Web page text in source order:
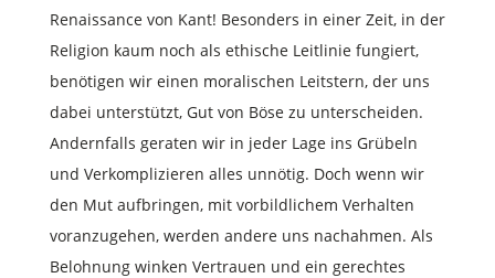
Renaissance von Kant! Besonders in einer Zeit, in der
Religion kaum noch als ethische Leitlinie fungiert,
benötigen wir einen moralischen Leitstern, der uns
dabei unterstützt, Gut von Böse zu unterscheiden.
Andernfalls geraten wir in jeder Lage ins Grübeln
und Verkomplizieren alles unnötig. Doch wenn wir
den Mut aufbringen, mit vorbildlichem Verhalten
voranzugehen, werden andere uns nachahmen. Als
Belohnung winken Vertrauen und ein gerechtes